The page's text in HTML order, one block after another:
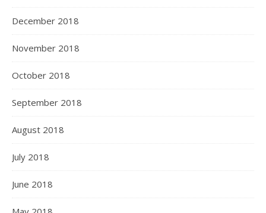
December 2018
November 2018
October 2018
September 2018
August 2018
July 2018
June 2018